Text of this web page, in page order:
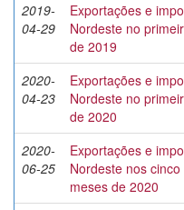
2019-
04-29
Exportações e
Nordeste no
de 2019
2020-
04-23
Exportações e
Nordeste no
de 2020
2020-
06-25
Exportações e
Nordeste nos
meses de 2020